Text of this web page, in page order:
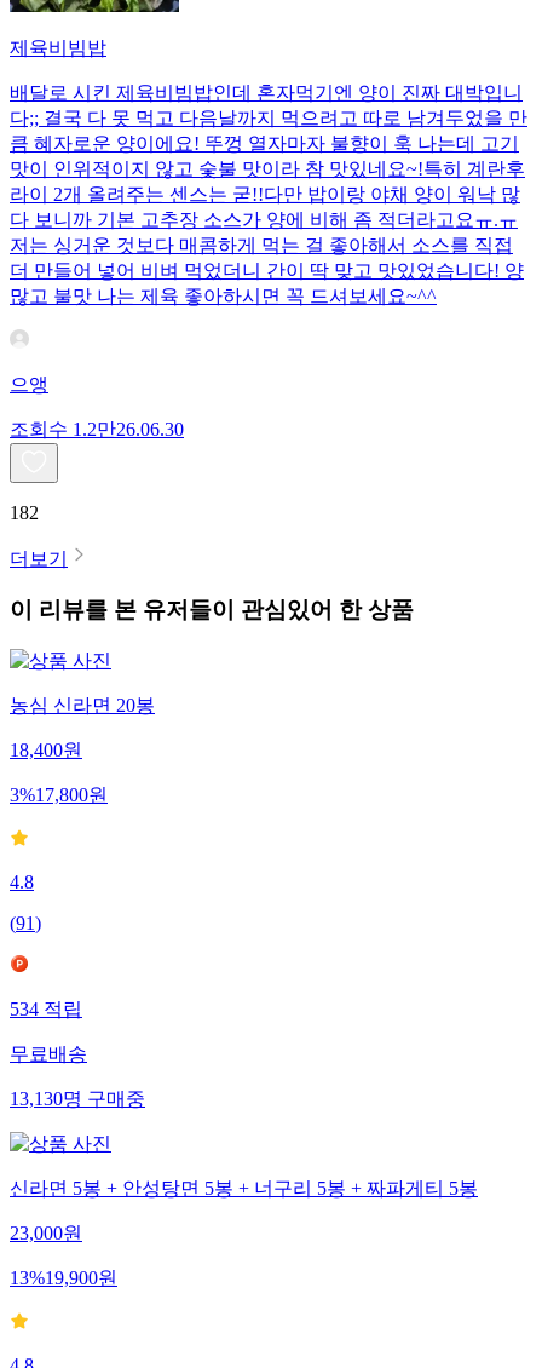
제육비빔밥
배달로 시킨 제육비빔밥인데 혼자먹기엔 양이 진짜 대박입니
다;; 결국 다 못 먹고 다음날까지 먹으려고 따로 남겨두었을 만
큼 혜자로운 양이에요! 뚜껑 열자마자 불향이 훅 나는데 고기
맛이 인위적이지 않고 숯불 맛이라 참 맛있네요~!특히 계란후
라이 2개 올려주는 센스는 굳!! ​다만 밥이랑 야채 양이 워낙 많
다 보니까 기본 고추장 소스가 양에 비해 좀 적더라고요ㅠ.ㅠ
저는 싱거운 것보다 매콤하게 먹는 걸 좋아해서 소스를 직접
더 만들어 넣어 비벼 먹었더니 간이 딱 맞고 맛있었습니다! 양
많고 불맛 나는 제육 좋아하시면 꼭 드셔보세요~^^
으앵
조회수 1.2만26.06.30
182
더보기
이 리뷰를 본 유저들이 관심있어 한 상품
농심 신라면 20봉
18,400원
3%17,800원
4.8
(91)
534 적립
무료배송
13,130명 구매중
신라면 5봉 + 안성탕면 5봉 + 너구리 5봉 + 짜파게티 5봉
23,000원
13%19,900원